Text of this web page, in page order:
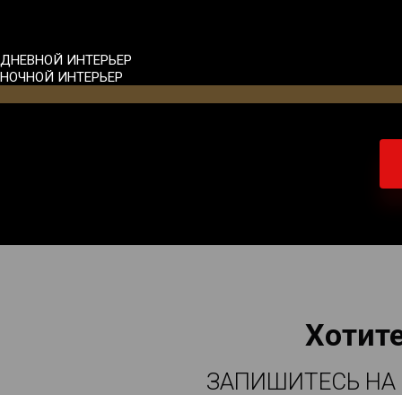
ДНЕВНОЙ ИНТЕРЬЕР
НОЧНОЙ ИНТЕРЬЕР
ЗАПИШИТЕСЬ